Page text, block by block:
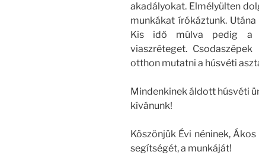
akadályokat. Elmélyülten
munkákat írókáztunk.
Kis idő múlva pedig a
viaszréteget.
otthon mutatni a húsvéti
Mindenkinek áldott húsvéti
kívánunk!
Köszönjük Évi néninek,
segítségét, a munkáját!